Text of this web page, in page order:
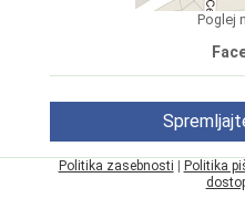
Poglej
Politika zasebnosti | Politika